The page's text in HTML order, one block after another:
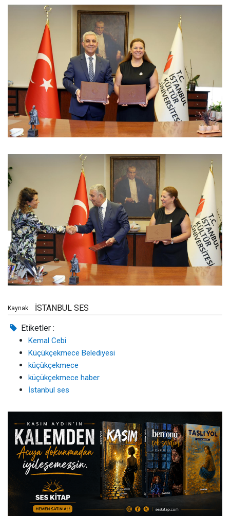
Kaynak: İSTANBUL SES
Etiketler :
Kemal Cebi
Küçükçekmece Belediyesi
küçükçekmece
küçükçekmece haber
İstanbul ses